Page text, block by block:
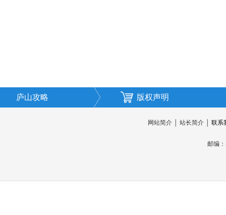
庐山攻略 版权声明
网站简介│ 站长简介│ 联系
邮编